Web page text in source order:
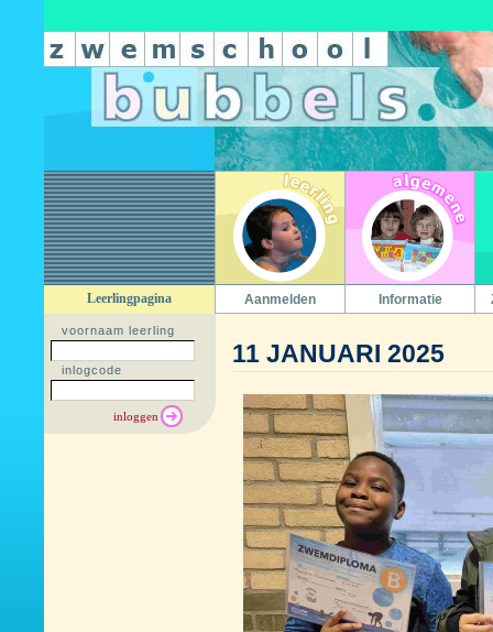
Leerlingpagina Aanmelden Informatie
voornaam leerling
inlogcode
11 JANUARI 2025